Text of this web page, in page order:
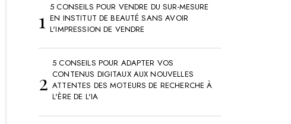
5 CONSEILS POUR VENDRE DU SUR-MESURE
EN INSTITUT DE BEAUTÉ SANS AVOIR
L'IMPRESSION DE VENDRE
5 CONSEILS POUR ADAPTER VOS
CONTENUS DIGITAUX AUX NOUVELLES
ATTENTES DES MOTEURS DE RECHERCHE À
L'ÈRE DE L'IA